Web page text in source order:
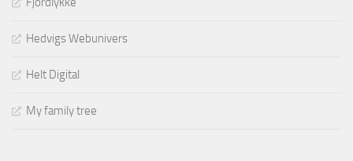
Hedvigs Webunivers
Helt Digital
My family tree